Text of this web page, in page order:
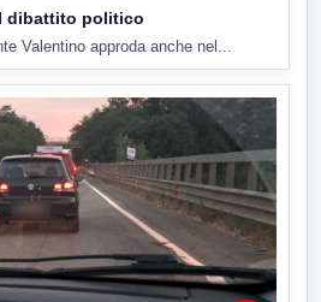
dibattito politico
Valentino approda anche nel...